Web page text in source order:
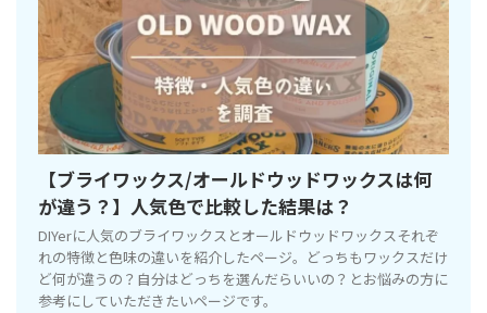
【ブライワックス/オールドウッドワックスは何
が違う？】人気色で比較した結果は？
DIYerに人気のブライワックスとオールドウッドワックスそれぞ
れの特徴と色味の違いを紹介したページ。どっちもワックスだけ
ど何が違うの？自分はどっちを選んだらいいの？とお悩みの方に
参考にしていただきたいページです。